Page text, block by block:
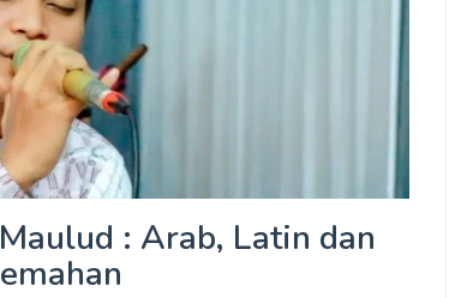
: Arab, Latin dan